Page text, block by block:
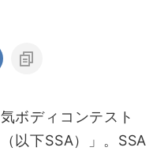
ボディコンテスト
以下SSA）」。SSA